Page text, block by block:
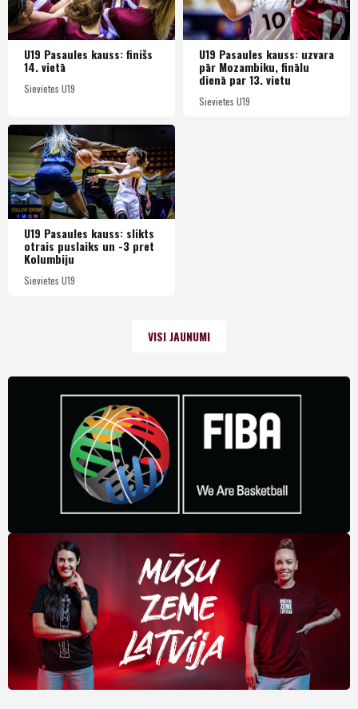
U19 Pasaules kauss: finišs
14. vietā
Sievietes U19
U19 Pasaules kauss: uzvara
pār Mozambiku, finālu
dienā par 13. vietu
Sievietes U19
U19 Pasaules kauss: slikts
otrais puslaiks un -3 pret
Kolumbiju
Sievietes U19
VISI JAUNUMI